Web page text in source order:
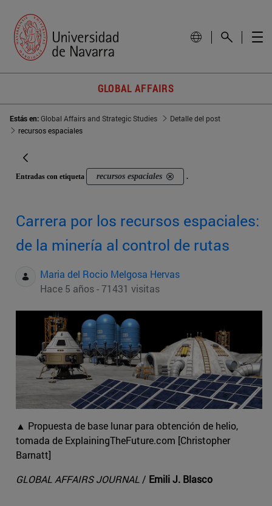
GLOBAL AFFAIRS
Estás en:Global Affairs and Strategic Studies
Detalle del post
recursos espaciales
Entradas con etiqueta recursos espaciales .
Carrera por los recursos espaciales:
de la minería al control de rutas
Maria del Rocio Melgosa Hervas
Hace 5 años - 71431 visitas
▲ Propuesta de base lunar para obtención de helio,
tomada de ExplainingTheFuture.com [Christopher
Barnatt]
GLOBAL AFFAIRS JOURNAL / Emili J. Blasco